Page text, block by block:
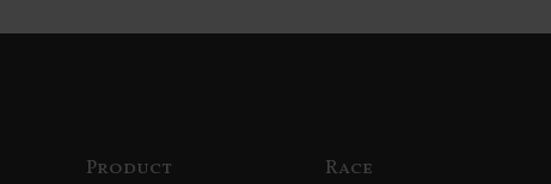
Product Race